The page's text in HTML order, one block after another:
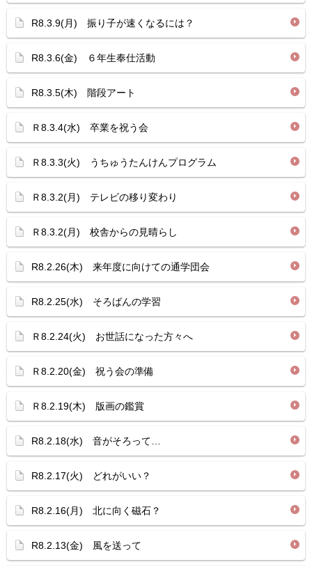
R8.3.9(月) 振り子が速くなるには？
R8.3.6(金) ６年生奉仕活動
R8.3.5(木) 階段アート
Ｒ8.3.4(水) 卒業を祝う会
Ｒ8.3.3(火) うちゅうたんけんプログラム
Ｒ8.3.2(月) テレビの移り変わり
Ｒ8.3.2(月) 校舎からの見晴らし
R8.2.26(木) 来年度に向けての通学団会
R8.2.25(水) そろばんの学習
Ｒ8.2.24(火) お世話になった方々へ
Ｒ8.2.20(金) 祝う会の準備
Ｒ8.2.19(木) 版画の鑑賞
R8.2.18(水) 音がそろって…
R8.2.17(火) どれがいい？
R8.2.16(月) 北に向く磁石？
R8.2.13(金) 風を送って